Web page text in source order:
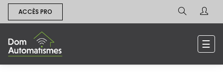
ACCÈS PRO
la
☰